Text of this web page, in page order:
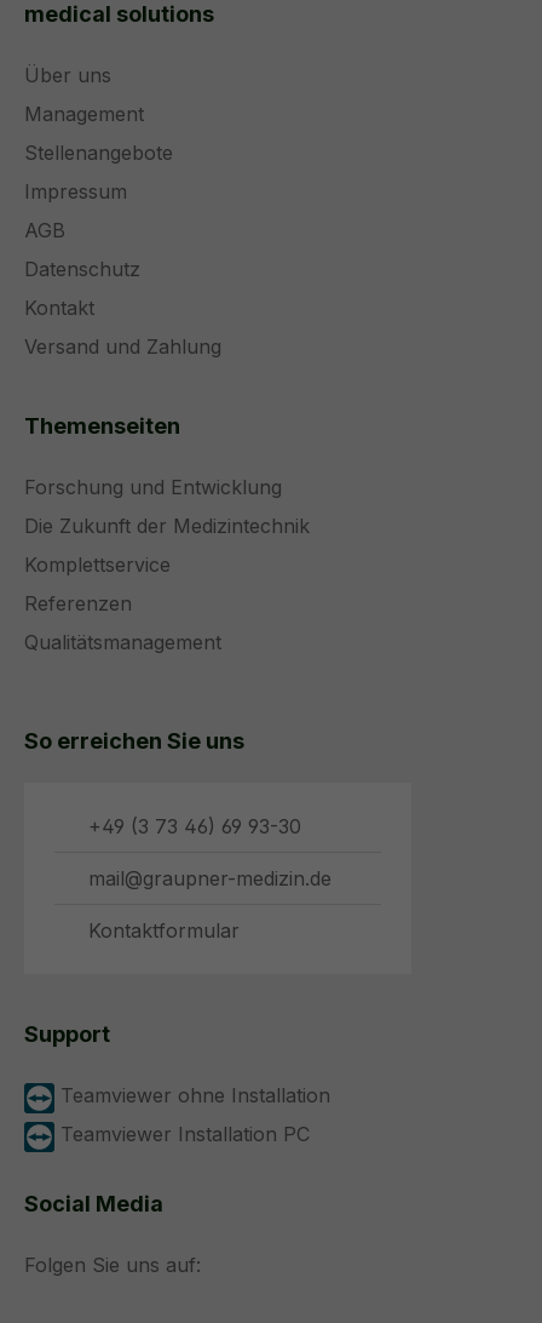
medical solutions
Über uns
Management
Stellenangebote
Impressum
AGB
Datenschutz
Kontakt
Versand und Zahlung
Themenseiten
Forschung und Entwicklung
Die Zukunft der Medizintechnik
Komplettservice
Referenzen
Qualitätsmanagement
So erreichen Sie uns
+49 (3 73 46) 69 93-30
mail@graupner-medizin.de
Kontaktformular
Support
Teamviewer ohne Installation
Teamviewer Installation PC
Social Media
Folgen Sie uns auf: